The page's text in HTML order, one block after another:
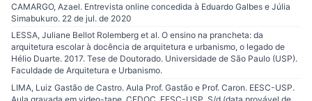
CAMARGO, Azael. Entrevista online concedida à Eduardo Galbes e Júlia
Simabukuro. 22 de jul. de 2020
LESSA, Juliane Bellot Rolemberg et al. O ensino na prancheta: da
arquitetura escolar à docência de arquitetura e urbanismo, o legado de
Hélio Duarte. 2017. Tese de Doutorado. Universidade de São Paulo (USP).
Faculdade de Arquitetura e Urbanismo.
LIMA, Luiz Gastão de Castro. Aula Prof. Gastão e Prof. Caron. EESC-USP.